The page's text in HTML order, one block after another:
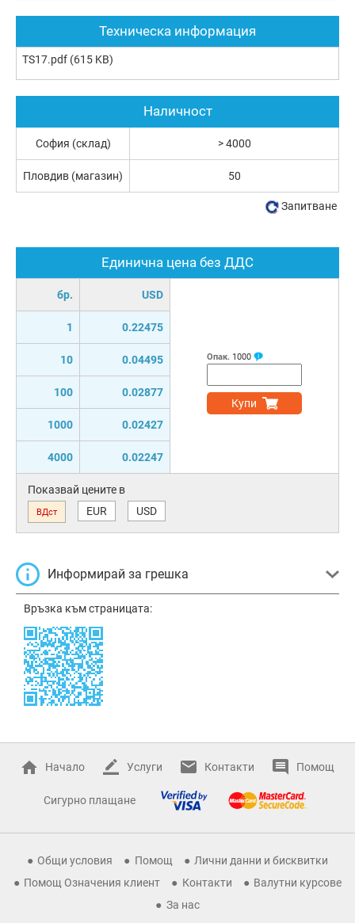
Техническа информация
TS17.pdf (615 KB)
Единична цена без ДДС
бр. USD
1 0.22475
10 0.04495
100 0.02877
1000 0.02427
4000 0.02247
Опак. 1000
Купи
Показвай цените в
ВДст EUR USD
Информирай за грешка
Връзка към страницата:
Наличност
София (склад) > 4000
Пловдив (магазин) 50
Запитване
Начало Услуги Контакти Помощ
Сигурно плащане
Общи условия Помощ
Лични данни и бисквитки
Помощ Означения клиент
Контакти
Валутни курсове
За нас